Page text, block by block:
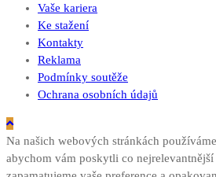
Vaše kariera
Ke stažení
Kontakty
Reklama
Podmínky soutěže
Ochrana osobních údajů
Na našich webových stránkách
abychom vám poskytli co